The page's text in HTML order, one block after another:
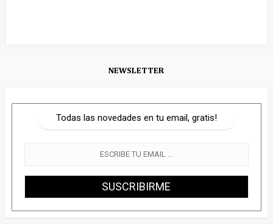
NEWSLETTER
Todas las novedades en tu email, gratis!